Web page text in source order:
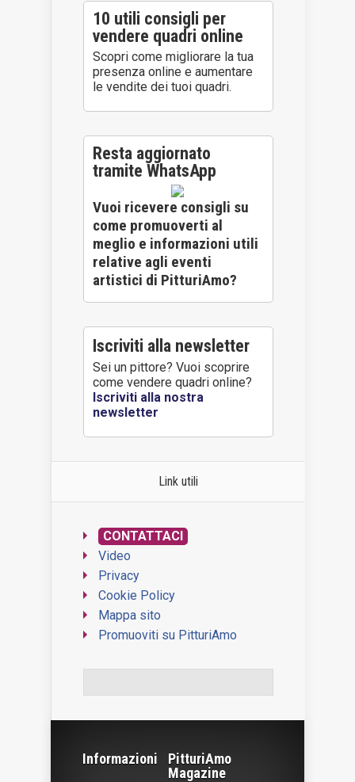
10 utili consigli per
vendere quadri online
Scopri come migliorare la tua
presenza online e aumentare
le vendite dei tuoi quadri.
Resta aggiornato
tramite WhatsApp
Vuoi ricevere consigli su
come promuoverti al
meglio e informazioni utili
relative agli eventi
artistici di PitturiAmo?
Iscriviti alla newsletter
Sei un pittore? Vuoi scoprire
come vendere quadri online?
Iscriviti alla nostra
newsletter
Link utili
CONTATTACI
Video
Privacy
Cookie Policy
Mappa sito
Promuoviti su PitturiAmo
Informazioni
PitturiAmo
Magazine